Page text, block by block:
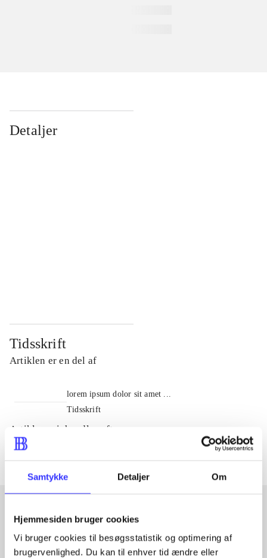
Samtykke Detaljer Om
Hjemmesiden bruger cookies
Vi bruger cookies til besøgsstatistik og optimering af
brugervenlighed. Du kan til enhver tid ændre eller
Detaljer
Tidsskrift
Artiklen er en del af
lorem ipsum dolor sit amet ...
Tidsskrift
Artiklerne i handler ofte om
Artikler med samme emner
Fra